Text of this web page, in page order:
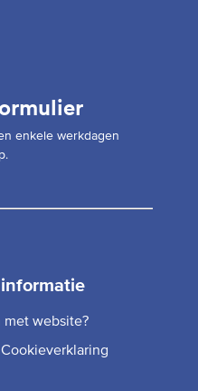
enkele werkdagen
met website?